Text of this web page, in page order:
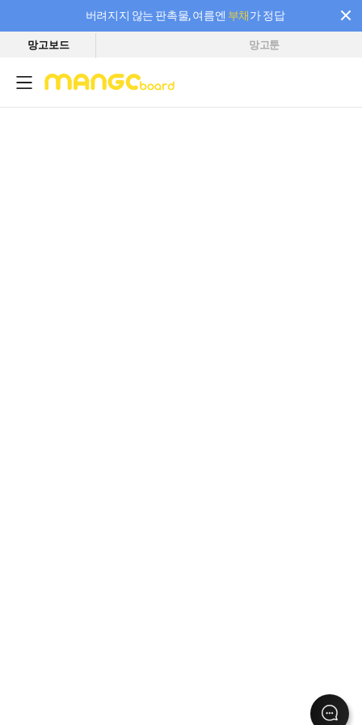
버려지지 않는 판촉물, 여름엔 부채가 정답
필요한 만큼 충전하고 끊김 없이 작업하세요! 새로워진 AI 부스터 요금제
망고보드 망고툰